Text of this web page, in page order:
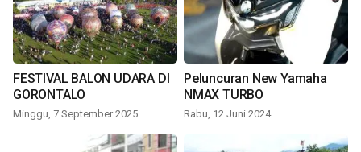
FESTIVAL BALON UDARA DI
GORONTALO
Minggu, 7 September 2025
Peluncuran New Yamaha
NMAX TURBO
Rabu, 12 Juni 2024